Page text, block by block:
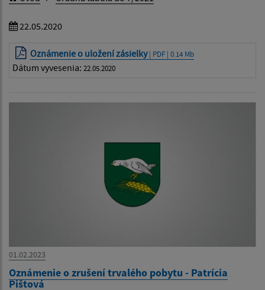
22.05.2020
Oznámenie o uložení zásielky| PDF | 0.14 Mb
Dátum vyvesenia: 22.05.2020
01.02.2023
Oznámenie o zrušení trvalého pobytu - Patrícia
Pištová